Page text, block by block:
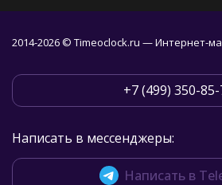
2014-2026 © Timeoclock.ru — Интернет-
+7 (499) 350-
Написать в мессенджеры:
Написать в